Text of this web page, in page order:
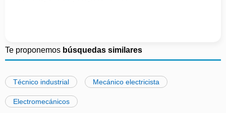
Te proponemos búsquedas similares
Técnico industrial Mecánico electricista
Electromecánicos